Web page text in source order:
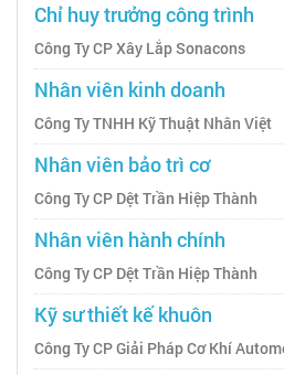
Chỉ huy trưởng công trình
Công Ty CP Xây Lắp Sonacons
Nhân viên kinh doanh
Công Ty TNHH Kỹ Thuật Nhân Việt
Nhân viên bảo trì cơ
Công Ty CP Dệt Trần Hiệp Thành
Nhân viên hành chính
Công Ty CP Dệt Trần Hiệp Thành
Kỹ sư thiết kế khuôn
Công Ty CP Giải Pháp Cơ Khí